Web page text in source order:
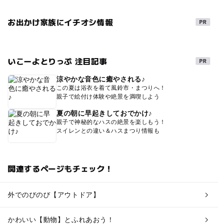
お出かけ家族にイチオシ情報
いこーよとりっぷ 注目記事
涼やかな音色に癒やされる♪
この夏は浴衣を着て風鈴市・まつりへ！
親子で絵付け体験や絶景を満喫しよう
夏の朝に早起きしておでかけ♪
親子で神秘的なハスの絶景を楽しもう！
スイレンとの違い＆ハスまつり情報も
関連するページもチェック！
外でのびのび【アウトドア】
かわいい【動物】とふれあおう！